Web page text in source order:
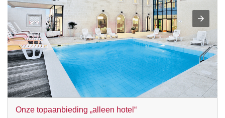
Onze topaanbieding „alleen hotel“